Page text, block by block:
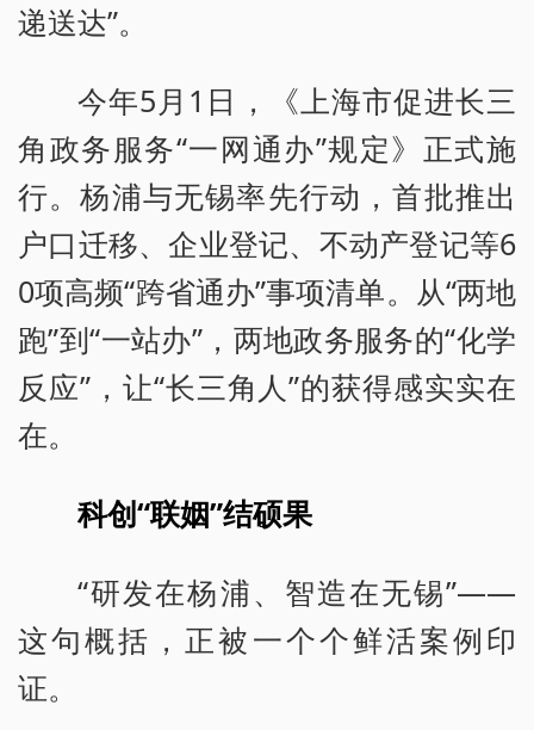
递送达”。
今年5月1日，《上海市促进长三
角政务服务“一网通办”规定》正式施
行。杨浦与无锡率先行动，首批推出
户口迁移、企业登记、不动产登记等6
0项高频“跨省通办”事项清单。从“两地
跑”到“一站办”，两地政务服务的“化学
反应”，让“长三角人”的获得感实实在
在。
科创“联姻”结硕果
“研发在杨浦、智造在无锡”——
这句概括，正被一个个鲜活案例印
证。